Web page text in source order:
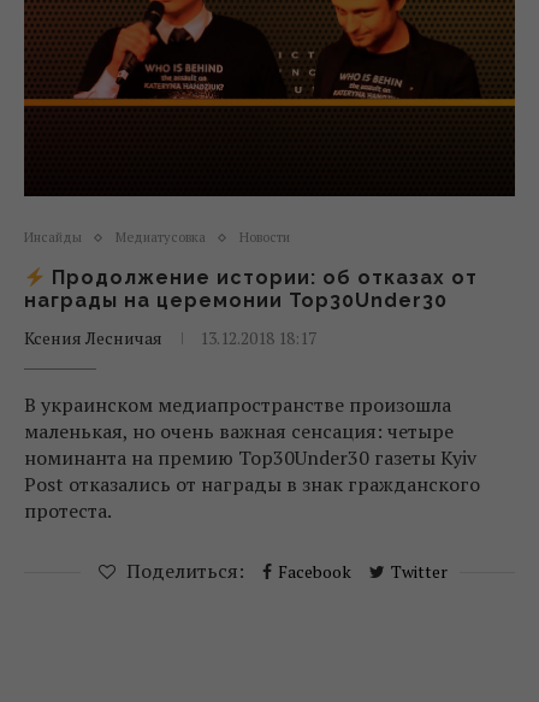
Инсайды Медиатусовка Новости
Продолжение истории: об отказах от
награды на церемонии Top30Under30
Ксения Лесничая
13.12.2018 18:17
В украинском медиапространстве произошла
маленькая, но очень важная сенсация: четыре
номинанта на премию Top30Under30 газеты Kyiv
Post отказались от награды в знак гражданского
протеста.
Поделиться: Facebook Twitter